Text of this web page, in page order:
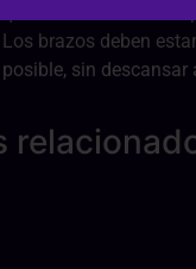
que cuando haces
Los brazos deben
posible, sin descansar